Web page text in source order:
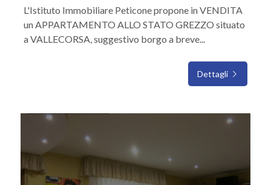
L'Istituto Immobiliare Peticone propone in VENDITA
un APPARTAMENTO ALLO STATO GREZZO situato
a VALLECORSA, suggestivo borgo a breve...
Dettagli